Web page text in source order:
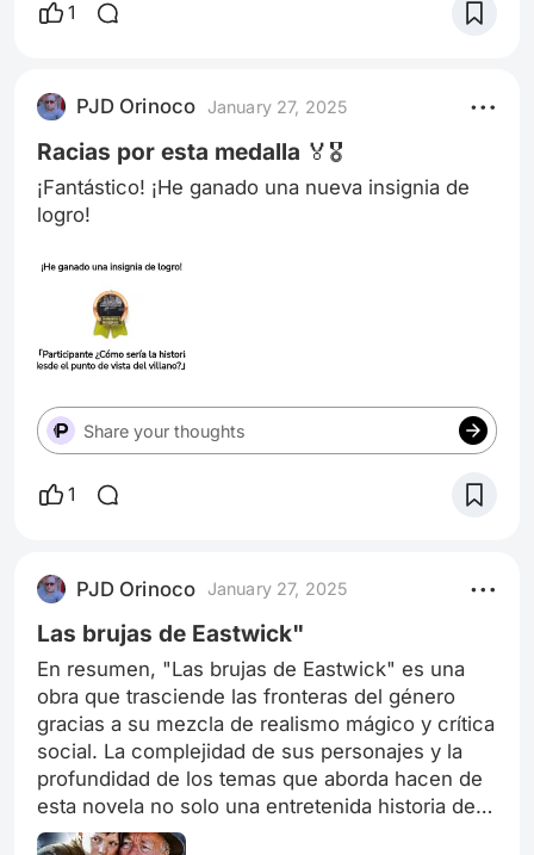
1
PJD Orinoco January 27, 2025
Racias por esta medalla 🏅🎖️
¡Fantástico! ¡He ganado una nueva insignia de
logro!
Share your thoughts
1
PJD Orinoco January 27, 2025
Las brujas de Eastwick"
En resumen, "Las brujas de Eastwick" es una
obra que trasciende las fronteras del género
gracias a su mezcla de realismo mágico y crítica
social. La complejidad de sus personajes y la
profundidad de los temas que aborda hacen de
esta novela no solo una entretenida historia de
brujería, sino también un poderoso comentario